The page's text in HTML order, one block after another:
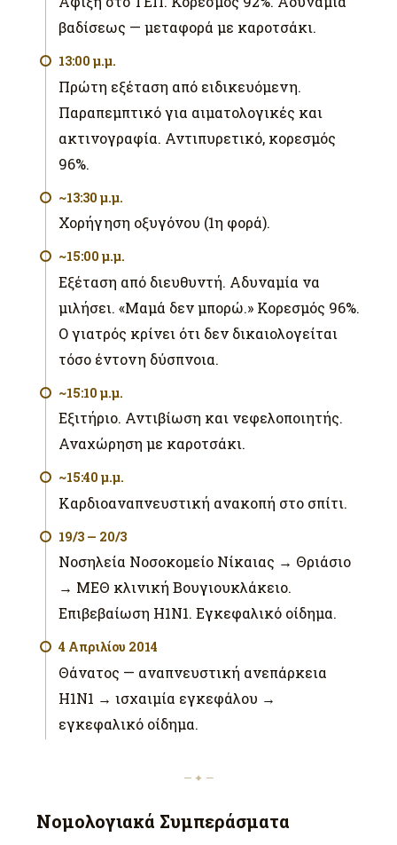
βαδίσεως — μεταφορά με καροτσάκι.
13:00 μ.μ.
Πρώτη εξέταση από ειδικευόμενη.
Παραπεμπτικό για αιματολογικές και
ακτινογραφία. Αντιπυρετικό, κορεσμός
96%.
~13:30 μ.μ.
Χορήγηση οξυγόνου (1η φορά).
~15:00 μ.μ.
Εξέταση από διευθυντή. Αδυναμία να
μιλήσει. «Μαμά δεν μπορώ.» Κορεσμός 96%.
Ο γιατρός κρίνει ότι δεν δικαιολογείται
τόσο έντονη δύσπνοια.
~15:10 μ.μ.
Εξιτήριο. Αντιβίωση και νεφελοποιητής.
Αναχώρηση με καροτσάκι.
~15:40 μ.μ.
Καρδιοαναπνευστική ανακοπή στο σπίτι.
19/3 — 20/3
Νοσηλεία Νοσοκομείο Νίκαιας → Θριάσιο
→ ΜΕΘ κλινική Βουγιουκλάκειο.
Επιβεβαίωση H1N1. Εγκεφαλικό οίδημα.
4 Απριλίου 2014
Θάνατος — αναπνευστική ανεπάρκεια
H1N1 → ισχαιμία εγκεφάλου →
εγκεφαλικό οίδημα.
— ✦ —
Νομολογιακά Συμπεράσματα